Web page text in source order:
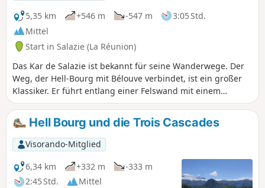
5,35 km
+546 m -547 m
3:05 Std.
Mittel
Start in Salazie (La Réunion)
Das Kar de Salazie ist bekannt für seine Wanderwege. Der
Weg, der Hell-Bourg mit Bélouve verbindet, ist ein großer
Klassiker. Er führt entlang einer Felswand mit einem
Höhenunterschied von etwa 500 m hinauf. Der Aufstieg
erfolgt oft in Serpentinen und ist selten schwierig, obwohl
fast die gesamte Strecke über ein Gefälle besteht. Ein
großer Teil der Wanderung führt durch Unterholz. Dieser
Aufstieg bietet jedoch herrliche Ausblicke auf den
gesamten Kar, mit einem Feuerwerk an Aussichten am Ende
der Wanderung in der Herberge.
Hell Bourg und die Trois Cascades
Visorando-Mitglied
6,34 km
+332 m
-333 m
2:45 Std.
Mittel